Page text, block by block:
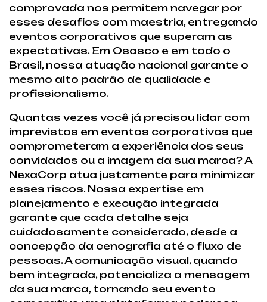
comprovada nos permitem navegar por
esses desafios com maestria, entregando
eventos corporativos que superam as
expectativas. Em Osasco e em todo o
Brasil, nossa atuação nacional garante o
mesmo alto padrão de qualidade e
profissionalismo.
Quantas vezes você já precisou lidar com
imprevistos em eventos corporativos que
comprometeram a experiência dos seus
convidados ou a imagem da sua marca? A
NexaCorp atua justamente para minimizar
esses riscos. Nossa expertise em
planejamento e execução integrada
garante que cada detalhe seja
cuidadosamente considerado, desde a
concepção da cenografia até o fluxo de
pessoas. A comunicação visual, quando
bem integrada, potencializa a mensagem
da sua marca, tornando seu evento